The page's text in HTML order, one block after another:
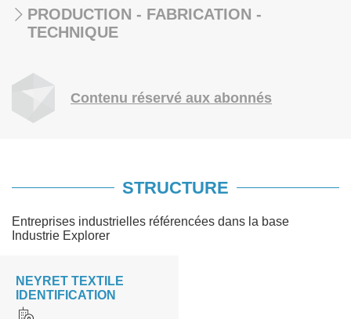
PRODUCTION - FABRICATION -
TECHNIQUE
Contenu réservé aux abonnés
STRUCTURE
Entreprises industrielles référencées dans la base
Industrie Explorer
NEYRET TEXTILE
IDENTIFICATION